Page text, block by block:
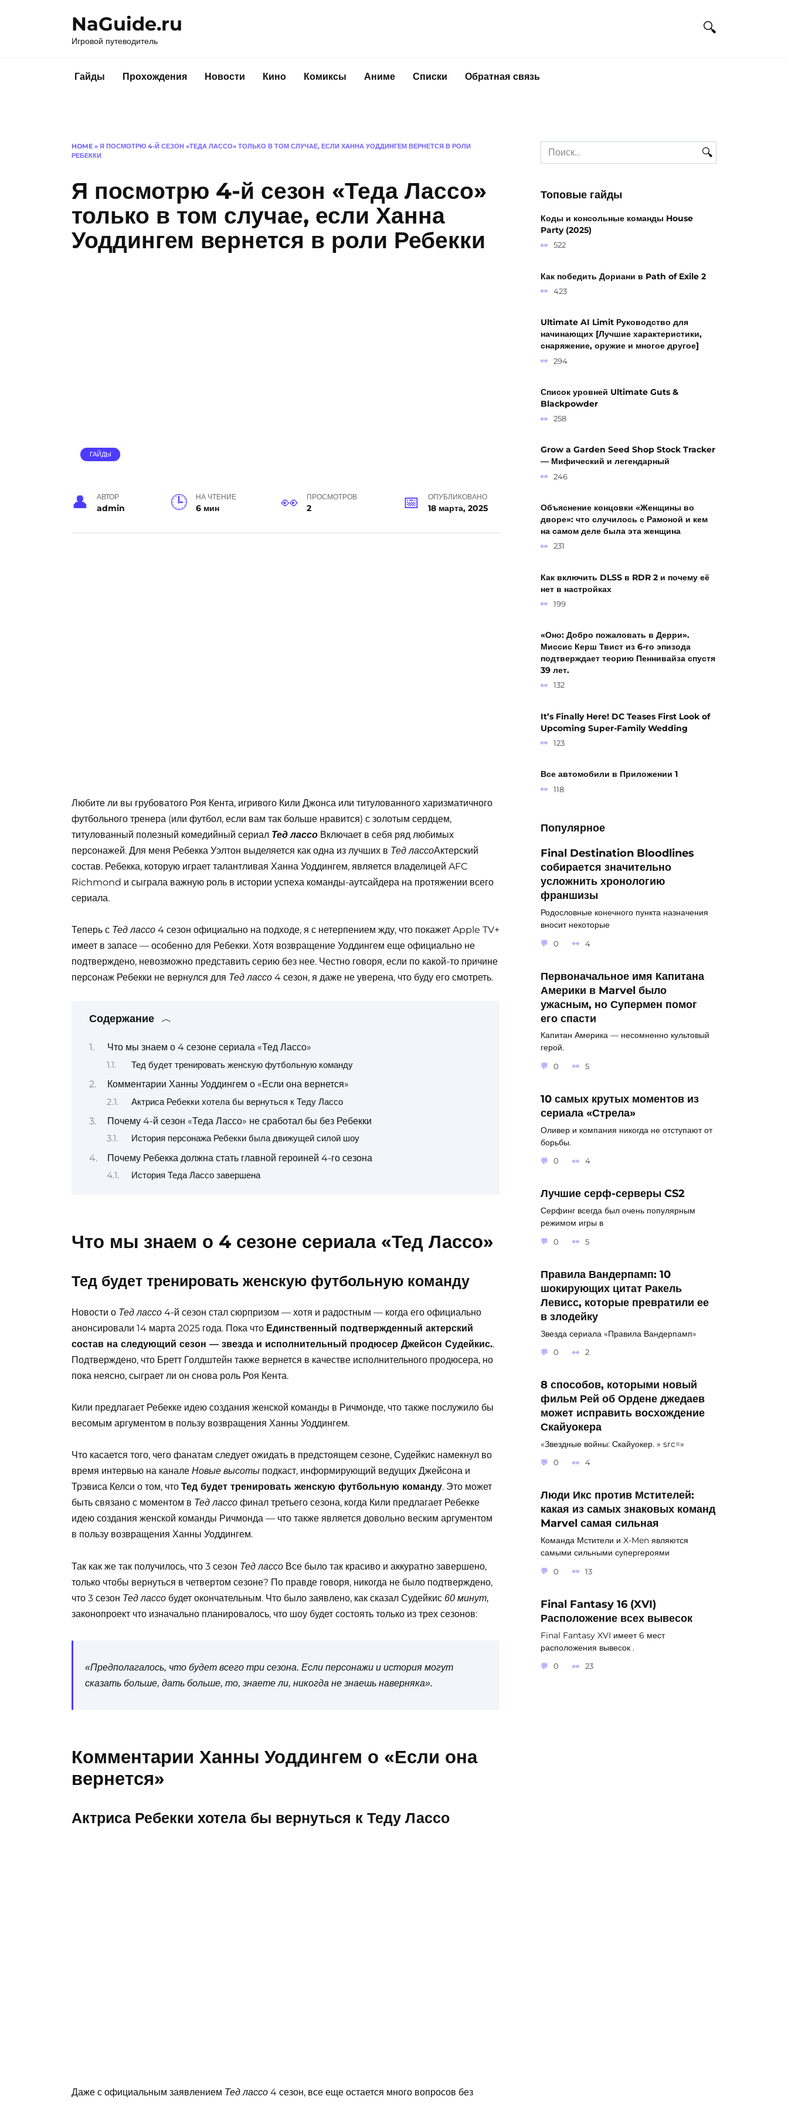
NaGuide.ru
Игровой путеводитель
Гайды Прохождения Новости Кино Комиксы Аниме Списки Обратная связь
HOME » Я ПОСМОТРЮ 4-Й СЕЗОН «ТЕДА ЛАССО» ТОЛЬКО В ТОМ СЛУЧАЕ, ЕСЛИ ХАННА УОДДИНГЕМ ВЕРНЕТСЯ В РОЛИ
РЕБЕККИ
Я посмотрю 4-й сезон «Теда Лассо»
только в том случае, если Ханна
Уоддингем вернется в роли Ребекки
ГАЙДЫ
АВТОР
admin
НА ЧТЕНИЕ
6 мин
ПРОСМОТРОВ
2
ОПУБЛИКОВАНО
18 марта, 2025
Любите ли вы грубоватого Роя Кента, игривого Кили Джонса или титулованного харизматичного
футбольного тренера (или футбол, если вам так больше нравится) с золотым сердцем,
титулованный полезный комедийный сериал Тед лассо Включает в себя ряд любимых
персонажей. Для меня Ребекка Уэлтон выделяется как одна из лучших в Тед лассоАктерский
состав. Ребекка, которую играет талантливая Ханна Уоддингем, является владелицей AFC
Richmond и сыграла важную роль в истории успеха команды-аутсайдера на протяжении всего
сериала.
Теперь с Тед лассо 4 сезон официально на подходе, я с нетерпением жду, что покажет Apple TV+
имеет в запасе — особенно для Ребекки. Хотя возвращение Уоддингем еще официально не
подтверждено, невозможно представить серию без нее. Честно говоря, если по какой-то причине
персонаж Ребекки не вернулся для Тед лассо 4 сезон, я даже не уверена, что буду его смотреть.
Содержание
Что мы знаем о 4 сезоне сериала «Тед Лассо»
Тед будет тренировать женскую футбольную команду
Комментарии Ханны Уоддингем о «Если она вернется»
Актриса Ребекки хотела бы вернуться к Теду Лассо
Почему 4-й сезон «Теда Лассо» не сработал бы без Ребекки
История персонажа Ребекки была движущей силой шоу
Почему Ребекка должна стать главной героиней 4-го сезона
История Теда Лассо завершена
Что мы знаем о 4 сезоне сериала «Тед Лассо»
Тед будет тренировать женскую футбольную команду
Новости о Тед лассо 4-й сезон стал сюрпризом — хотя и радостным — когда его официально
анонсировали 14 марта 2025 года. Пока что Единственный подтвержденный актерский
состав на следующий сезон — звезда и исполнительный продюсер Джейсон Судейкис..
Подтверждено, что Бретт Голдштейн также вернется в качестве исполнительного продюсера, но
пока неясно, сыграет ли он снова роль Роя Кента.
Кили предлагает Ребекке идею создания женской команды в Ричмонде, что также послужило бы
весомым аргументом в пользу возвращения Ханны Уоддингем.
Что касается того, чего фанатам следует ожидать в предстоящем сезоне, Судейкис намекнул во
время интервью на канале Новые высоты подкаст, информирующий ведущих Джейсона и
Трэвиса Келси о том, что Тед будет тренировать женскую футбольную команду. Это может
быть связано с моментом в Тед лассо финал третьего сезона, когда Кили предлагает Ребекке
идею создания женской команды Ричмонда — что также является довольно веским аргументом
в пользу возвращения Ханны Уоддингем.
Так как же так получилось, что 3 сезон Тед лассо Все было так красиво и аккуратно завершено,
только чтобы вернуться в четвертом сезоне? По правде говоря, никогда не было подтверждено,
что 3 сезон Тед лассо будет окончательным. Что было заявлено, как сказал Судейкис 60 минут,
законопроект что изначально планировалось, что шоу будет состоять только из трех сезонов:
«Предполагалось, что будет всего три сезона. Если персонажи и история могут
сказать больше, дать больше, то, знаете ли, никогда не знаешь наверняка».
Комментарии Ханны Уоддингем о «Если она
вернется»
Актриса Ребекки хотела бы вернуться к Теду Лассо
Даже с официальным заявлением Тед лассо 4 сезон, все еще остается много вопросов без
Search
for:
Топовые гайды
Коды и консольные команды House
Party (2025)
522
Как победить Дориани в Path of Exile 2
423
Ultimate AI Limit Руководство для
начинающих [Лучшие характеристики,
снаряжение, оружие и многое другое]
294
Список уровней Ultimate Guts &
Blackpowder
258
Grow a Garden Seed Shop Stock Tracker
— Мифический и легендарный
246
Объяснение концовки «Женщины во
дворе»: что случилось с Рамоной и кем
на самом деле была эта женщина
231
Как включить DLSS в RDR 2 и почему её
нет в настройках
199
«Оно: Добро пожаловать в Дерри».
Миссис Керш Твист из 6-го эпизода
подтверждает теорию Пеннивайза спустя
39 лет.
132
It’s Finally Here! DC Teases First Look of
Upcoming Super-Family Wedding
123
Все автомобили в Приложении 1
118
Популярное
Final Destination Bloodlines
собирается значительно
усложнить хронологию
франшизы
Родословные конечного пункта назначения
вносит некоторые
0 4
Первоначальное имя Капитана
Америки в Marvel было
ужасным, но Супермен помог
его спасти
Капитан Америка — несомненно культовый
герой.
0 5
10 самых крутых моментов из
сериала «Стрела»
Оливер и компания никогда не отступают от
борьбы.
0 4
Лучшие серф-серверы CS2
Серфинг всегда был очень популярным
режимом игры в
0 5
Правила Вандерпамп: 10
шокирующих цитат Ракель
Левисс, которые превратили ее
в злодейку
Звезда сериала «Правила Вандерпамп»
0 2
8 способов, которыми новый
фильм Рей об Ордене джедаев
может исправить восхождение
Скайуокера
«Звездные войны: Скайуокер. » src=»
0 4
Люди Икс против Мстителей:
какая из самых знаковых команд
Marvel самая сильная
Команда Мстители и X-Men являются
самыми сильными супергероями
0 13
Final Fantasy 16 (XVI)
Расположение всех вывесок
Final Fantasy XVI имеет 6 мест
расположения вывесок .
0 23